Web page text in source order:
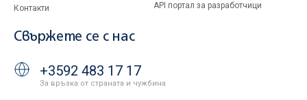
Контакти
API портал за разработчици
Свържете се с нас
+3592 483 17 17
За връзка от страната и чужбина